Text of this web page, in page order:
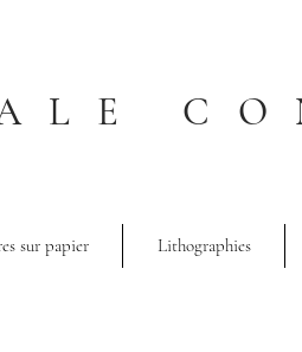
sur papier Lithographies